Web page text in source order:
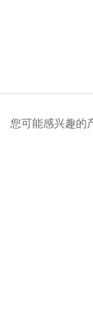
您可能感兴趣的